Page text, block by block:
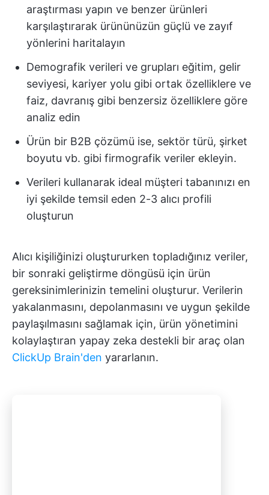
araştırması yapın ve benzer ürünleri
karşılaştırarak ürününüzün güçlü ve zayıf
yönlerini haritalayın
Demografik verileri ve grupları eğitim, gelir
seviyesi, kariyer yolu gibi ortak özelliklere ve
faiz, davranış gibi benzersiz özelliklere göre
analiz edin
Ürün bir B2B çözümü ise, sektör türü, şirket
boyutu vb. gibi firmografik veriler ekleyin.
Verileri kullanarak ideal müşteri tabanınızı en
iyi şekilde temsil eden 2-3 alıcı profili
oluşturun
Alıcı kişiliğinizi oluştururken topladığınız veriler,
bir sonraki geliştirme döngüsü için ürün
gereksinimlerinizin temelini oluşturur. Verilerin
yakalanmasını, depolanmasını ve uygun şekilde
paylaşılmasını sağlamak için, ürün yönetimini
kolaylaştıran yapay zeka destekli bir araç olan
ClickUp Brain'den yararlanın.